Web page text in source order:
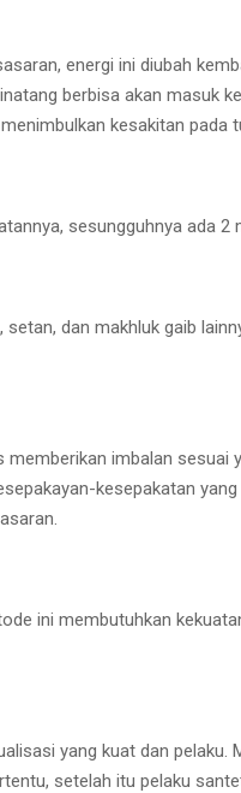
energi ini diubah
berbisa akan masuk
kesakitan pada
sesungguhnya ada 2
dan makhluk gaib
imbalan sesuai
kesepakatan
ini membutuhkan
yang kuat dan pelaku.
setelah itu pelaku